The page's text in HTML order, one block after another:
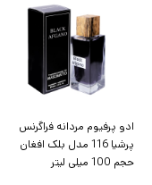
ادو پرفیوم مردانه فراگرنس
پرشیا 116 مدل بلک افغان
حجم 100 میلی لیتر